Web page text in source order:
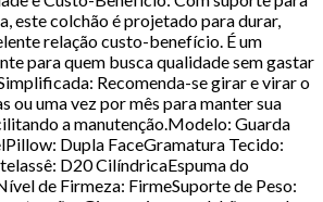
este colchão é projetado para durar,
relação custo-benefício. É um
para quem busca qualidade sem gastar
Recomenda-se girar e virar o
ou uma vez por mês para manter sua
a manutenção.Modelo: Guarda
Dupla FaceGramatura Tecido:
D20 CilíndricaEspuma do
de Firmeza: FirmeSuporte de Peso: